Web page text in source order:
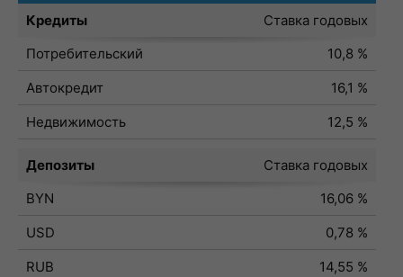
Кредиты
Ставка годовых
Потребительский
10,8 %
Автокредит
16,1 %
Недвижимость
12,5 %
Депозиты
Ставка годовых
BYN
16,06 %
USD
0,78 %
RUB
14,55 %